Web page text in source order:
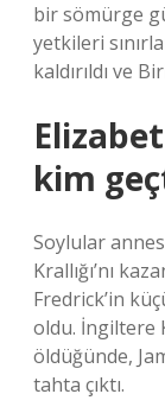
bir sömürge
yetkileri
kaldırıldı ve
kim
Soylular
Krallığı’nı
Fredrick’in
oldu. İngiltere
öldüğünde,
tahta çıktı.